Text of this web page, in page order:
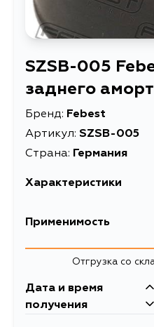
SZSB-005
заднего
Бренд: Febest
Артикул: SZSB-005
Страна: Германия
Характеристики
EAN-13
Длина упаковки, мм
Масса, кг
Применимость
Suzuki
Кузов
SQ625W, JA627W, SV620,
Отгрузка со
Дата и время
получения